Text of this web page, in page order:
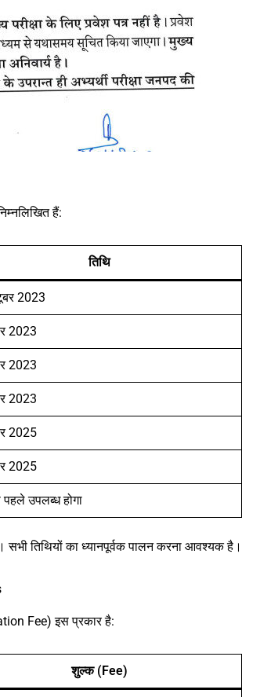
हैं:
तिथि
2023
2023
2023
2023
2025
2025
पहले उपलब्ध होगा
सभी तिथियों का ध्यानपूर्वक पालन करना आवश्यक है।
Fee) इस प्रकार है:
शुल्क (Fee)